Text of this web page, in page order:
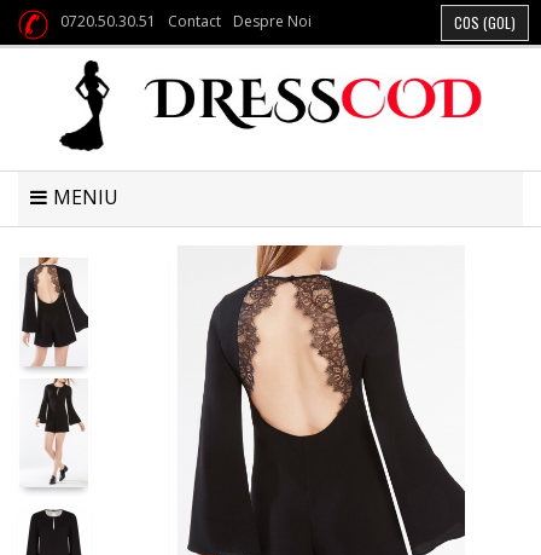
0720.50.30.51 Contact Despre Noi COS (GOL)
MENIU